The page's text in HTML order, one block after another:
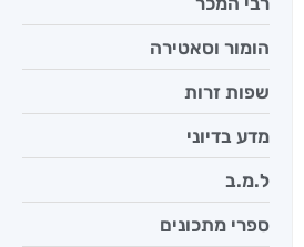
הומור וסאטירה
שפות זרות
מדע בדיוני
ל.מ.ב
ספרי מתכונים